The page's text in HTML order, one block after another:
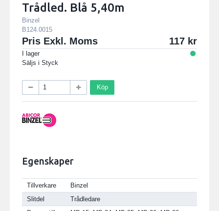
Trådled. Blå 5,40m
Binzel
B124.0015
Pris Exkl. Moms 117
I lager
Säljs i Styck
Köp
Egenskaper
Tillverkare
Binzel
Slitdel
Trådledare